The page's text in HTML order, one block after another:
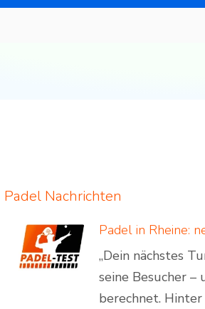
Padel Nachrichten
„Dein nächstes
seine Besucher –
berechnet.